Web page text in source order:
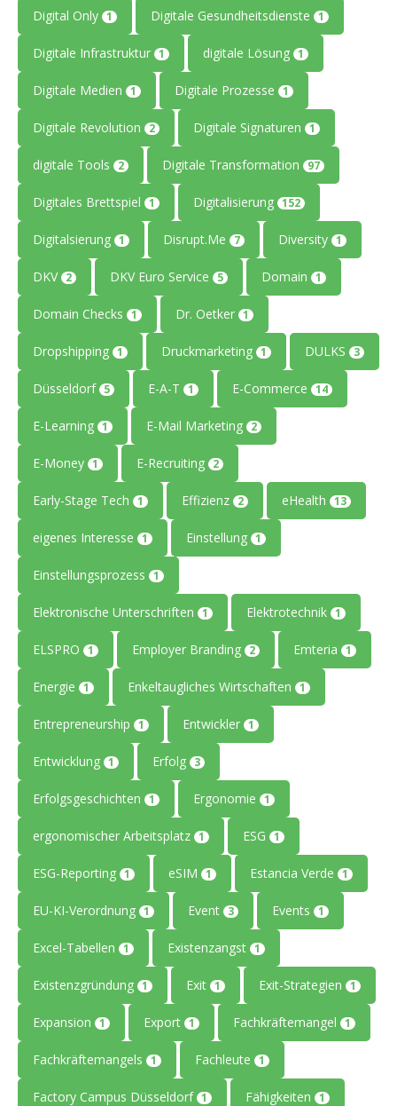
Digital Only 1 Digitale Gesundheitsdienste 1
Digitale Infrastruktur 1 digitale Lösung 1
Digitale Medien 1 Digitale Prozesse 1
Digitale Revolution 2 Digitale Signaturen 1
digitale Tools 2 Digitale Transformation 97
Digitales Brettspiel 1 Digitalisierung 152
Digitalsierung 1 Disrupt.Me 7 Diversity 1
DKV 2 DKV Euro Service 5 Domain 1
Domain Checks 1 Dr. Oetker 1
Dropshipping 1 Druckmarketing 1 DULKS 3
Düsseldorf 5 E-A-T 1 E-Commerce 14
E-Learning 1 E-Mail Marketing 2
E-Money 1 E-Recruiting 2
Early-Stage Tech 1 Effizienz 2 eHealth 13
eigenes Interesse 1 Einstellung 1
Einstellungsprozess 1
Elektronische Unterschriften 1 Elektrotechnik 1
ELSPRO 1 Employer Branding 2 Emteria 1
Energie 1 Enkeltaugliches Wirtschaften 1
Entrepreneurship 1 Entwickler 1
Entwicklung 1 Erfolg 3
Erfolgsgeschichten 1 Ergonomie 1
ergonomischer Arbeitsplatz 1 ESG 1
ESG-Reporting 1 eSIM 1 Estancia Verde 1
EU-KI-Verordnung 1 Event 3 Events 1
Excel-Tabellen 1 Existenzangst 1
Existenzgründung 1 Exit 1 Exit-Strategien 1
Expansion 1 Export 1 Fachkräftemangel 1
Fachkräftemangels 1 Fachleute 1
Factory Campus Düsseldorf 1 Fähigkeiten 1